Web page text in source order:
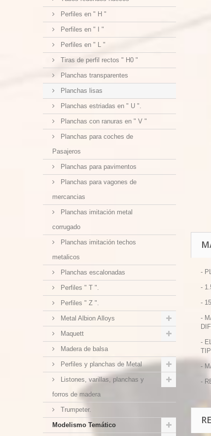
Perfiles en " H "
Perfiles en " I "
Perfiles en " L "
Tiras de perfil rectos " H0 "
Planchas transparentes
Planchas lisas
Planchas estriadas en " U ".
Planchas con ranuras en " V "
Planchas para coches de
Pasajeros
Planchas para pavimentos
Planchas para vagones de
mercancias
Planchas imitación metal
corrugado
Planchas imitación techos
metalicos
Planchas escalonadas
Perfiles " T ".
Perfiles " Z ".
Metal Albion Alloys
Maquett
Madera de balsa
Perfiles y planchas de Metal
Listones, varillas, planchas y
forros de madera
Trumpeter.
Modelismo Temático
-
-
-
-
-
-
-